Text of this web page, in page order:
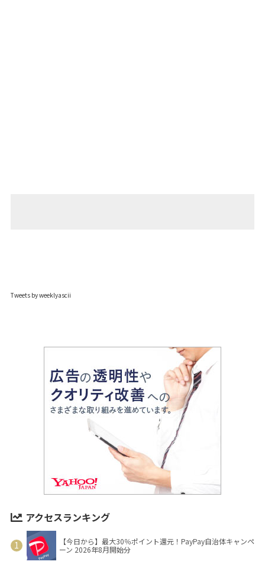
Tweets by weeklyascii
アクセスランキング
【今日から】最大30％ポイント還元！PayPay自治体キャンペ
ーン 2026年8月開始分